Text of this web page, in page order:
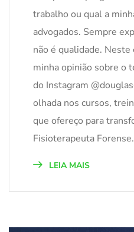
trabalho ou qual a
advogados. Sempre
não é qualidade.
minha opinião sobre o
do Instagram
olhada nos cursos,
que ofereço para
Fisioterapeuta Forense.
LEIA MAIS